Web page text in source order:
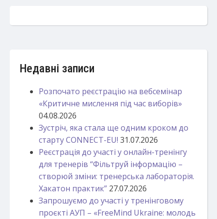
Недавні записи
Розпочато реєстрацію на вебсемінар
«Критичне мислення під час виборів»
04.08.2026
Зустріч, яка стала ще одним кроком до
старту CONNECT-EU! 31.07.2026
Реєстрація до участі у онлайн-тренінгу
для тренерів “Фільтруй інформацію –
створюй зміни: тренерська лабораторія.
Хакатон практик” 27.07.2026
Запрошуємо до участі у тренінговому
проєкті АУП – «FreeMind Ukraine: молодь